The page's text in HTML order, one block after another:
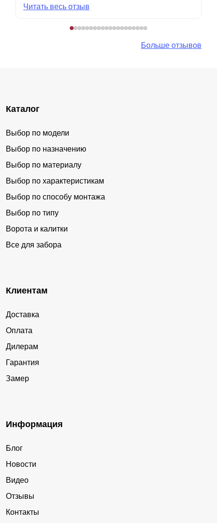
Читать весь отзыв
Больше отзывов
Каталог
Выбор по модели
Выбор по назначению
Выбор по материалу
Выбор по характеристикам
Выбор по способу монтажа
Выбор по типу
Ворота и калитки
Все для забора
Клиентам
Доставка
Оплата
Дилерам
Гарантия
Замер
Информация
Блог
Новости
Видео
Отзывы
Контакты